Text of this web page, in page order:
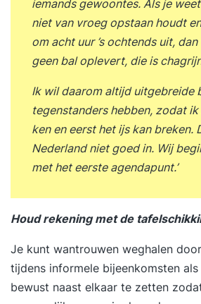
iemands gewoontes. Als je
niet van vroeg opstaan houdt
om acht uur ’s ochtends uit,
geen bal oplevert, die is
Ik wil daarom altijd uitgebreide
tegenstanders hebben, zodat
ken en eerst het ijs kan breken.
Nederland niet goed in. Wij
met het eerste agendapunt.’
Houd rekening met de
Je kunt wantrouwen weghalen
tijdens informele bijeenkomsten
bewust naast elkaar te zetten